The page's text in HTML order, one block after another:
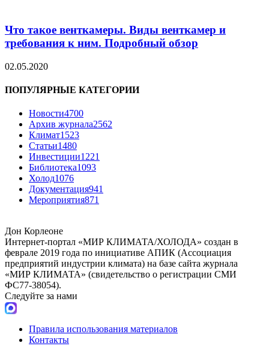
Что такое венткамеры. Виды венткамер и
требования к ним. Подробный обзор
02.05.2020
ПОПУЛЯРНЫЕ КАТЕГОРИИ
Новости4700
Архив журнала2562
Климат1523
Статьи1480
Инвестиции1221
Библиотека1093
Холод1076
Документация941
Мероприятия871
Дон Корлеоне
Интернет-портал «МИР КЛИМАТА/ХОЛОДА» создан в
феврале 2019 года по инициативе АПИК (Ассоциация
предприятий индустрии климата) на базе сайта журнала
«МИР КЛИМАТА» (свидетельство о регистрации СМИ
ФС77-38054).
Следуйте за нами
Правила использования материалов
Контакты